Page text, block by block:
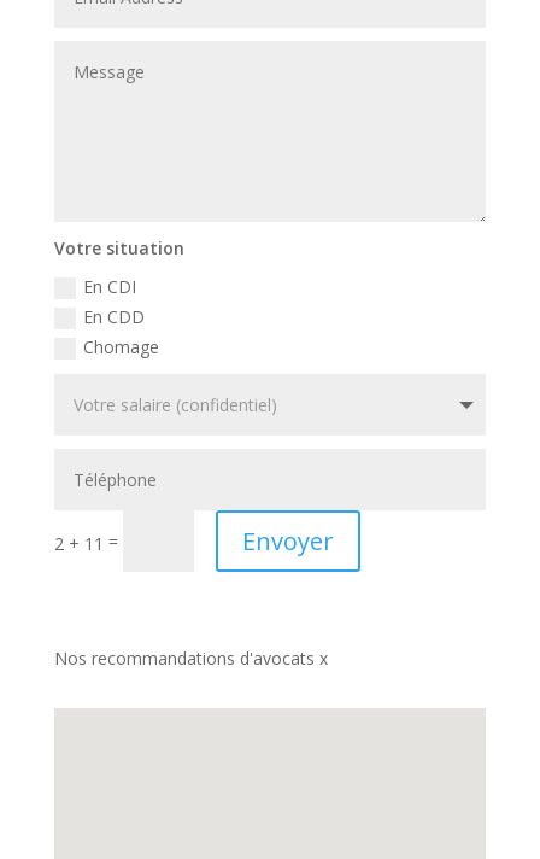
Votre situation
En CDI
En CDD
Chomage
2 + 11 = Envoyer
Nos recommandations d'avocats x